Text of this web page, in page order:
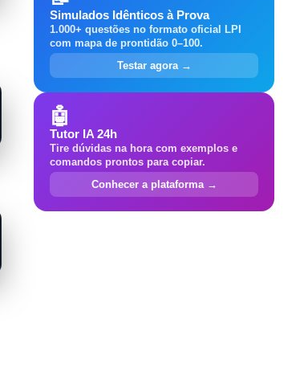
Simulados Idênticos à Prova
1.000+ questões no formato oficial LPI
com mapa de prontidão 0–100.
Testar agora →
🤖
Tutor IA 24h
Tire dúvidas na hora com exemplos e
comandos prontos para copiar.
Conhecer a plataforma →